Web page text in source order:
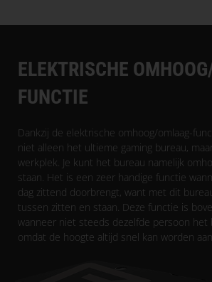
ELEKTRISCHE
FUNCTIE
Dankzij de elektrische omhoog/omlaag-
niet alleen het ultieme gaming bureau,
werkplek. Je kunt het bureau namelijk
staan. Het is een zeer handige functie
dag zittend doorbrengt, want met dit
tussen zitten en staan. Deze functie is
wanneer niet steeds dezelfde persoon het
omdat de hoogte altijd snel kan worden